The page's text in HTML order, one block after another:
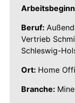
Beruf:
Vertrieb
Schleswig-
Ort: Home
Branche: